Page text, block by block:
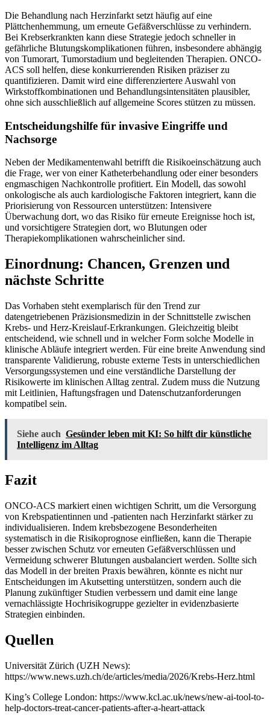
Die Behandlung nach Herzinfarkt setzt häufig auf eine
Plättchenhemmung, um erneute Gefäßverschlüsse zu verhindern.
Bei Krebserkrankten kann diese Strategie jedoch schneller in
gefährliche Blutungskomplikationen führen, insbesondere abhängig
von Tumorart, Tumorstadium und begleitenden Therapien. ONCO-
ACS soll helfen, diese konkurrierenden Risiken präziser zu
quantifizieren. Damit wird eine differenziertere Auswahl von
Wirkstoffkombinationen und Behandlungsintensitäten plausibler,
ohne sich ausschließlich auf allgemeine Scores stützen zu müssen.
Entscheidungshilfe für invasive Eingriffe und
Nachsorge
Neben der Medikamentenwahl betrifft die Risikoeinschätzung auch
die Frage, wer von einer Katheterbehandlung oder einer besonders
engmaschigen Nachkontrolle profitiert. Ein Modell, das sowohl
onkologische als auch kardiologische Faktoren integriert, kann die
Priorisierung von Ressourcen unterstützen: Intensivere
Überwachung dort, wo das Risiko für erneute Ereignisse hoch ist,
und vorsichtigere Strategien dort, wo Blutungen oder
Therapiekomplikationen wahrscheinlicher sind.
Einordnung: Chancen, Grenzen und
nächste Schritte
Das Vorhaben steht exemplarisch für den Trend zur
datengetriebenen Präzisionsmedizin in der Schnittstelle zwischen
Krebs- und Herz-Kreislauf-Erkrankungen. Gleichzeitig bleibt
entscheidend, wie schnell und in welcher Form solche Modelle in
klinische Abläufe integriert werden. Für eine breite Anwendung sind
transparente Validierung, robuste externe Tests in unterschiedlichen
Versorgungssystemen und eine verständliche Darstellung der
Risikowerte im klinischen Alltag zentral. Zudem muss die Nutzung
mit Leitlinien, Haftungsfragen und Datenschutzanforderungen
kompatibel sein.
Siehe auch Gesünder leben mit KI: So hilft dir künstliche
Intelligenz im Alltag
Fazit
ONCO-ACS markiert einen wichtigen Schritt, um die Versorgung
von Krebspatientinnen und -patienten nach Herzinfarkt stärker zu
individualisieren. Indem krebsbezogene Besonderheiten
systematisch in die Risikoprognose einfließen, kann die Therapie
besser zwischen Schutz vor erneuten Gefäßverschlüssen und
Vermeidung schwerer Blutungen ausbalanciert werden. Sollte sich
das Modell in der breiten Praxis bewähren, könnte es nicht nur
Entscheidungen im Akutsetting unterstützen, sondern auch die
Planung zukünftiger Studien verbessern und damit eine lange
vernachlässigte Hochrisikogruppe gezielter in evidenzbasierte
Strategien einbinden.
Quellen
Universität Zürich (UZH News):
https://www.news.uzh.ch/de/articles/media/2026/Krebs-Herz.html
King’s College London: https://www.kcl.ac.uk/news/new-ai-tool-to-
help-doctors-treat-cancer-patients-after-a-heart-attack